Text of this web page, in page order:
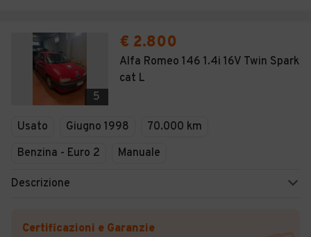
5
€ 2.800
Alfa Romeo 146 1.4i 16V Twin Spark
cat L
Usato Giugno 1998
70.000 km
Benzina - Euro 2
Manuale
Descrizione
Certificazioni e Garanzie